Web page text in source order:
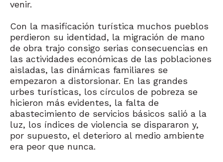
venir.
Con la masificación turística muchos pueblos
perdieron su identidad, la migración de mano
de obra trajo consigo serias consecuencias en
las actividades económicas de las poblaciones
aisladas, las dinámicas familiares se
empezaron a distorsionar. En las grandes
urbes turísticas, los círculos de pobreza se
hicieron más evidentes, la falta de
abastecimiento de servicios básicos salió a la
luz, los índices de violencia se dispararon y,
por supuesto, el deterioro al medio ambiente
era peor que nunca.